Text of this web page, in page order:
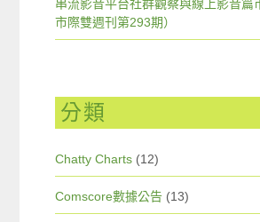
串流影音平台社群觀察與線上影音篇
市際雙週刊第293期）
分類
Chatty Charts (12)
Comscore數據公告 (13)